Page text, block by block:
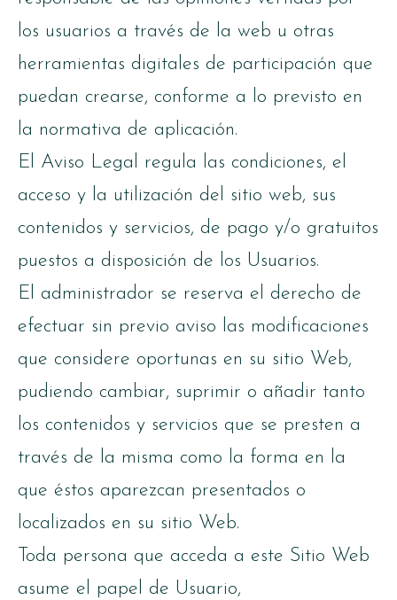
los usuarios a través de la web u otras
herramientas digitales de participación que
puedan crearse, conforme a lo previsto en
la normativa de aplicación.
El Aviso Legal regula las condiciones, el
acceso y la utilización del sitio web, sus
contenidos y servicios, de pago y/o gratuitos
puestos a disposición de los Usuarios.
El administrador se reserva el derecho de
efectuar sin previo aviso las modificaciones
que considere oportunas en su sitio Web,
pudiendo cambiar, suprimir o añadir tanto
los contenidos y servicios que se presten a
través de la misma como la forma en la
que éstos aparezcan presentados o
localizados en su sitio Web.
Toda persona que acceda a este Sitio Web
asume el papel de Usuario,